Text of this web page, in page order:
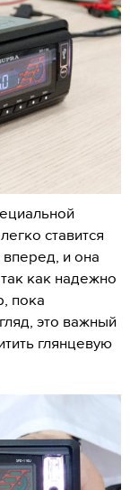
ставится
и она
как надежно
пока
это важный
глянцевую